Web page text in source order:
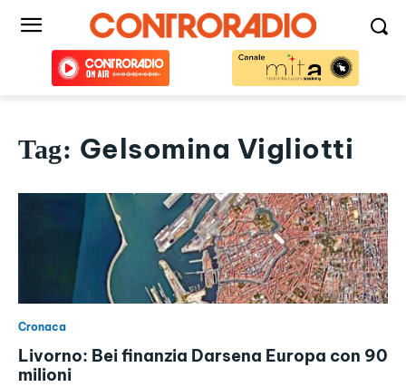
Tag: Gelsomina Vigliotti
Cronaca
Livorno: Bei finanzia Darsena Europa con 90
milioni